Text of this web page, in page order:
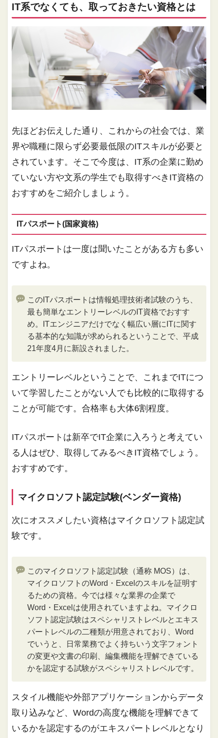
IT系でなくても、取っておきたい資格とは
先ほどお伝えした通り、これからの社会では、業
界や職種に限らず必要最低限のITスキルが必要と
されています。そこで今度は、IT系の企業に勤め
ていない方や文系の学生でも取得すべきIT資格の
おすすめをご紹介しましょう。
ITパスポート(国家資格)
ITパスポートは一度は聞いたことがある方も多い
ですよね。
このITパスポートは情報処理技術者試験のうち、
最も簡単なエントリーレベルのIT資格でおすす
め。ITエンジニアだけでなく幅広い層にITに関す
る基本的な知識が求められるということで、平成
21年度4月に新設されました。
エントリーレベルということで、これまでITにつ
いて学習したことがない人でも比較的に取得する
ことが可能です。合格率も大体6割程度。
ITパスポートは新卒でIT企業に入ろうと考えてい
る人はぜひ、取得してみるべきIT資格でしょう。
おすすめです。
マイクロソフト認定試験(ベンダー資格)
次にオススメしたい資格はマイクロソフト認定試
験です。
このマイクロソフト認定試験（通称 MOS）は、
マイクロソフトのWord・Excelのスキルを証明す
るための資格。今では様々な業界の企業で
Word・Excelは使用されていますよね。マイクロ
ソフト認定試験はスペシャリストレベルとエキス
パートレベルの二種類が用意されており、Word
でいうと、日常業務でよく持ちいう文字フォント
の変更や文書の印刷、編集機能を理解できている
かを認定する試験がスペシャリストレベルです。
スタイル機能や外部アプリケーションからデータ
取り込みなど、Wordの高度な機能を理解できて
いるかを認定するのがエキスパートレベルとなり